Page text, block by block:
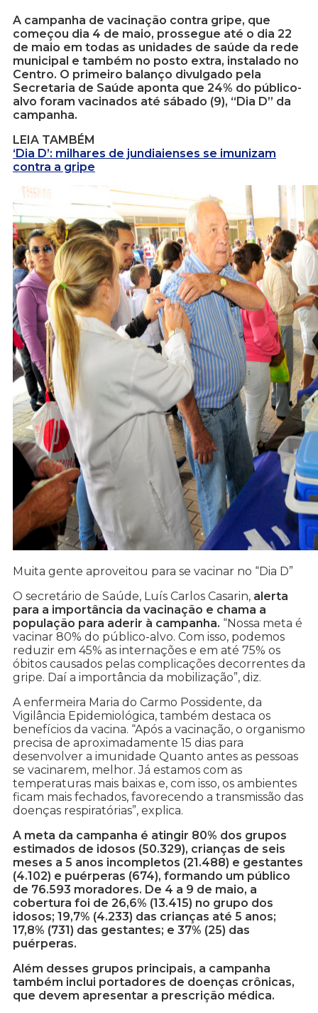
A campanha de vacinação contra gripe, que
começou dia 4 de maio, prossegue até o dia 22
de maio em todas as unidades de saúde da rede
municipal e também no posto extra, instalado no
Centro. O primeiro balanço divulgado pela
Secretaria de Saúde aponta que 24% do público-
alvo foram vacinados até sábado (9), “Dia D” da
campanha.
LEIA TAMBÉM
‘Dia D’: milhares de jundiaienses se imunizam
contra a gripe
Muita gente aproveitou para se vacinar no “Dia D”
O secretário de Saúde, Luís Carlos Casarin, alerta
para a importância da vacinação e chama a
população para aderir à campanha. “Nossa meta é
vacinar 80% do público-alvo. Com isso, podemos
reduzir em 45% as internações e em até 75% os
óbitos causados pelas complicações decorrentes da
gripe. Daí a importância da mobilização”, diz.
A enfermeira Maria do Carmo Possidente, da
Vigilância Epidemiológica, também destaca os
benefícios da vacina. “Após a vacinação, o organismo
precisa de aproximadamente 15 dias para
desenvolver a imunidade Quanto antes as pessoas
se vacinarem, melhor. Já estamos com as
temperaturas mais baixas e, com isso, os ambientes
ficam mais fechados, favorecendo a transmissão das
doenças respiratórias”, explica.
A meta da campanha é atingir 80% dos grupos
estimados de idosos (50.329), crianças de seis
meses a 5 anos incompletos (21.488) e gestantes
(4.102) e puérperas (674), formando um público
de 76.593 moradores. De 4 a 9 de maio, a
cobertura foi de 26,6% (13.415) no grupo dos
idosos; 19,7% (4.233) das crianças até 5 anos;
17,8% (731) das gestantes; e 37% (25) das
puérperas.
Além desses grupos principais, a campanha
também inclui portadores de doenças crônicas,
que devem apresentar a prescrição médica.